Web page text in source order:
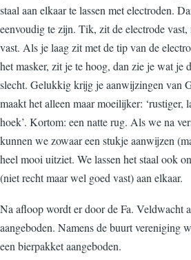
staal aan elkaar te lassen met electroden.
eenvoudig te zijn. Tik, zit de electrode
vast. Als je laag zit met de tip van de
het masker, zit je te hoog, dan zie je wat je
slecht. Gelukkig krijg je aanwijzingen van
maakt het alleen maar moeilijker: ‘rustiger,
hoek’. Kortom: een natte rug. Als we na
kunnen we zowaar een stukje aanwijzen
heel mooi uitziet. We lassen het staal ook
(niet recht maar wel goed vast) aan elkaar.
Na afloop wordt er door de Fa. Veldwacht
aangeboden. Namens de buurt vereniging
een bierpakket aangeboden.